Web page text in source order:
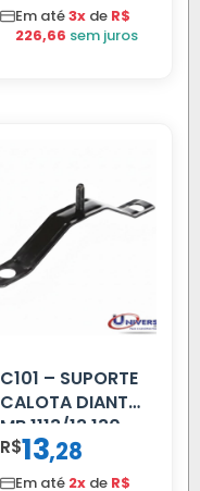
Em até3x de R$
226,66 sem juros
C101 – SUPORTE
CALOTA DIANT
MB 1113/13.130
R$13,28
Em até 2x de R$